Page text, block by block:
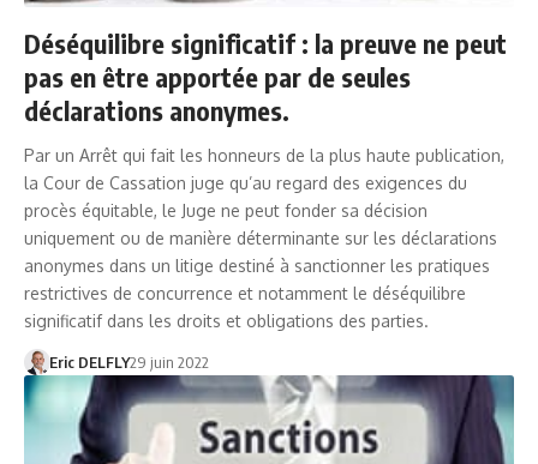
Déséquilibre significatif : la preuve ne peut
pas en être apportée par de seules
déclarations anonymes.
Par un Arrêt qui fait les honneurs de la plus haute publication,
la Cour de Cassation juge qu’au regard des exigences du
procès équitable, le Juge ne peut fonder sa décision
uniquement ou de manière déterminante sur les déclarations
anonymes dans un litige destiné à sanctionner les pratiques
restrictives de concurrence et notamment le déséquilibre
significatif dans les droits et obligations des parties.
Eric DELFLY29 juin 2022